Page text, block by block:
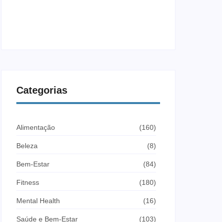
Categorias
Alimentação (160)
Beleza (8)
Bem-Estar (84)
Fitness (180)
Mental Health (16)
Saúde e Bem-Estar (103)